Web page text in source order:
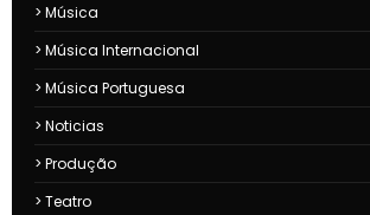
Música
Música Internacional
Música Portuguesa
Noticias
Produção
Teatro